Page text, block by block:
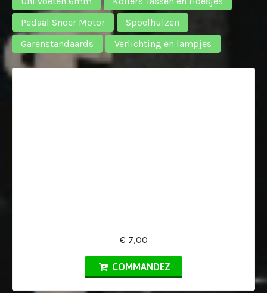
Pedaal Snoer Motor
Spoelhulzen
Garenstandaards
Verlichting en lampjes
€ 7,00
COMMANDEZ